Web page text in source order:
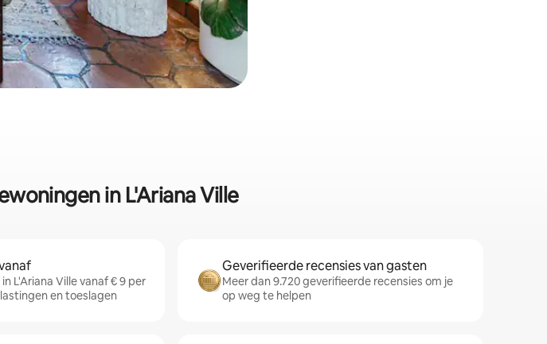
in L'Ariana Ville
L'Ariana Ville vanaf € 9 per
en toeslagen
Geverifieerde recensies van gasten
Meer dan 9.720 geverifieerde recensies om je
op weg te helpen